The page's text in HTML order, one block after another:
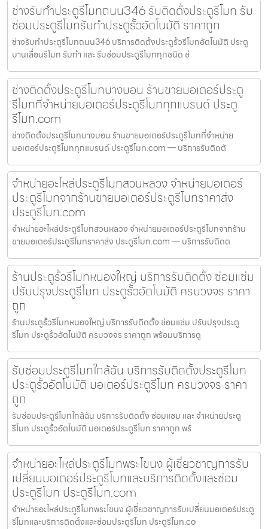
ช่างรับทำประตูรีโมทถนน346 รับติดตั้งประตูรีโมท รับ
ซ่อมประตูรีโมทรับทำประตูรั้วอัตโนมัติ ราคาถูก
ช่างรับทำประตูรีโมทถนน346 บริการติดตั้งประตูรั้วรีโมทอัตโนมัติ ประตู
บานเลื่อนรีโมท รับทำ และ รับซ่อมประตูรีโมททุกชนิด ช่
ช่างติดตั้งประตูรีโมทบางบอน ร้านขายมอเตอร์ประตู
รีโมทที่จำหน่ายมอเตอร์ประตูรีโมททุกแบรนด์ ประตู
รีโมท.com
ช่างติดตั้งประตูรีโมทบางบอน ร้านขายมอเตอร์ประตูรีโมทที่จำหน่าย
มอเตอร์ประตูรีโมททุกแบรนด์ ประตูรีโมท.com — บริการรับติดตั
จำหน่ายอะไหล่ประตูรีโมทสวนหลวง จำหน่ายมอเตอร์
ประตูรีโมทจากร้านขายมอเตอร์ประตูรีโมทราคาส่ง
ประตูรีโมท.com
จำหน่ายอะไหล่ประตูรีโมทสวนหลวง จำหน่ายมอเตอร์ประตูรีโมทจากร้าน
ขายมอเตอร์ประตูรีโมทราคาส่ง ประตูรีโมท.com — บริการรับติดต
ร้านประตูรั้วรีโมทหนองใหญ่ บริการรับติดตั้ง ซ่อมแซ่ม
ปรับปรุงประตูรีโมท ประตูรั้วอัตโนมัติ ครบวงจร ราคา
ถูก
ร้านประตูรั้วรีโมทหนองใหญ่ บริการรับติดตั้ง ซ่อมแซ่ม ปรับปรุงประตู
รีโมท ประตูรั้วอัตโนมัติ ครบวงจร ราคาถูก พร้อมบริการดู
รับซ่อมประตูรีโมทใกล้ฉัน บริการรับติดตั้งประตูรีโมท
ประตูรั้วอัตโนมัติ มอเตอร์ประตูรีโมท ครบวงจร ราคา
ถูก
รับซ่อมประตูรีโมทใกล้ฉัน บริการรับติดตั้ง ซ่อมแซม และ จำหน่ายประตู
รีโมท ประตูรั้วอัตโนมัติ มอเตอร์ประตูรีโมท ราคาถูก พร้
จำหน่ายอะไหล่ประตูรีโมทพระโขนง ผู้เชี่ยวชาญการรับ
เปลี่ยนมอเตอร์ประตูรีโมทและบริการติดตั้งและซ่อม
ประตูรีโมท ประตูรีโมท.com
จำหน่ายอะไหล่ประตูรีโมทพระโขนง ผู้เชี่ยวชาญการรับเปลี่ยนมอเตอร์ประตู
รีโมทและบริการติดตั้งและซ่อมประตูรีโมท ประตูรีโมท.co